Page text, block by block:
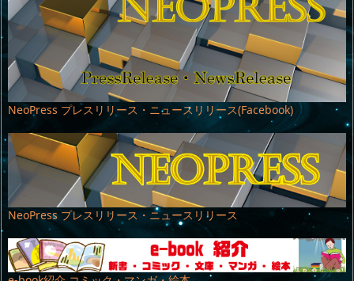
NeoPress プレスリリース・ニュースリリース(Facebook)
NeoPress プレスリリース・ニュースリリース